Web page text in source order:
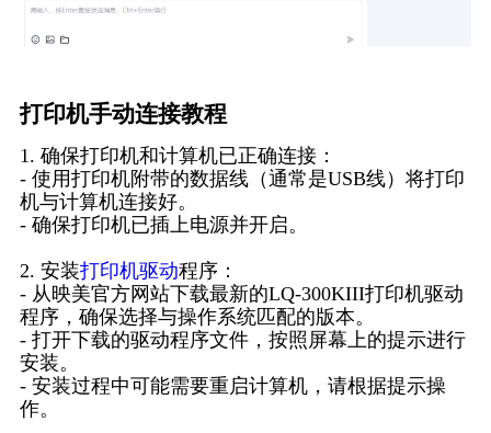
打印机手动连接教程
1. 确保打印机和计算机已正确连接：
- 使用打印机附带的数据线（通常是USB线）将打印
机与计算机连接好。
- 确保打印机已插上电源并开启。
2. 安装打印机驱动程序：
- 从映美官方网站下载最新的LQ-300KIII打印机驱动
程序，确保选择与操作系统匹配的版本。
- 打开下载的驱动程序文件，按照屏幕上的提示进行
安装。
- 安装过程中可能需要重启计算机，请根据提示操
作。